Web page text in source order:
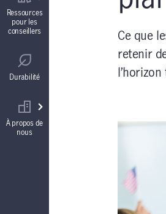
Contrats de fonds
Comptes à intérêt
Ressources
pour les
conseillers
Durabilité
À propos de
nous
Ce que
retenir